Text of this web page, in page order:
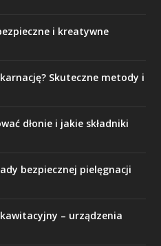
i kreatywne
Skuteczne metody i
dłonie i jakie składniki
bezpiecznej pielęgnacji
– urządzenia